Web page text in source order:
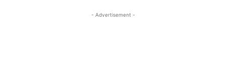
- Advertisement -